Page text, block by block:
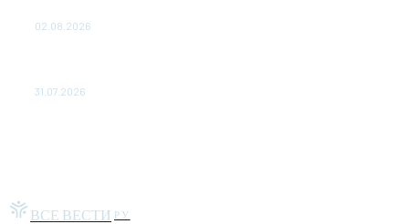
02.08.2026
31.07.2026
ВСЕ ВЕСТИ РУ